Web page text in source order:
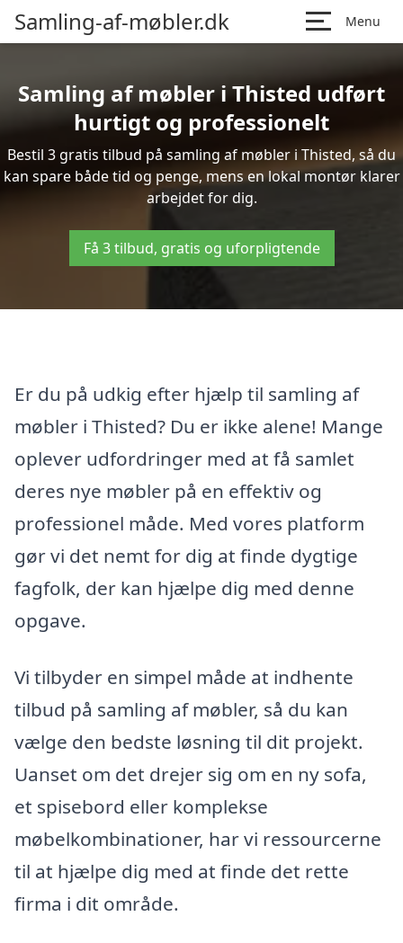
Samling-af-møbler.dk Menu
Samling af møbler i Thisted udført
hurtigt og professionelt
Bestil 3 gratis tilbud på samling af møbler i Thisted, så du
kan spare både tid og penge, mens en lokal montør klarer
arbejdet for dig.
Få 3 tilbud, gratis og uforpligtende
Er du på udkig efter hjælp til samling af
møbler i Thisted? Du er ikke alene! Mange
oplever udfordringer med at få samlet
deres nye møbler på en effektiv og
professionel måde. Med vores platform
gør vi det nemt for dig at finde dygtige
fagfolk, der kan hjælpe dig med denne
opgave.
Vi tilbyder en simpel måde at indhente
tilbud på samling af møbler, så du kan
vælge den bedste løsning til dit projekt.
Uanset om det drejer sig om en ny sofa,
et spisebord eller komplekse
møbelkombinationer, har vi ressourcerne
til at hjælpe dig med at finde det rette
firma i dit område.